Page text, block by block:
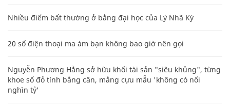
Nhiều điểm bất thường ở bằng đại học của Lý Nhã Kỳ
20 số điện thoại ma ám bạn không bao giờ nên gọi
Nguyễn Phương Hằng sở hữu khối tài sản "siêu khủng", từng
khoe sổ đỏ tính bằng cân, mắng cựu mẫu 'không có nổi
nghìn tỷ'